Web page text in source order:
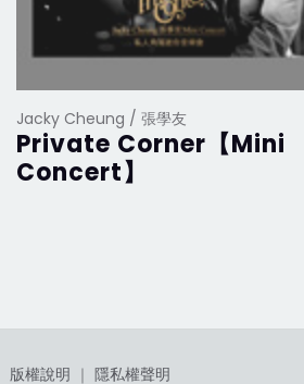
Jacky Cheung / 張學友
Private Corner【Mini
Concert】
版權說明 ｜ 隱私權聲明